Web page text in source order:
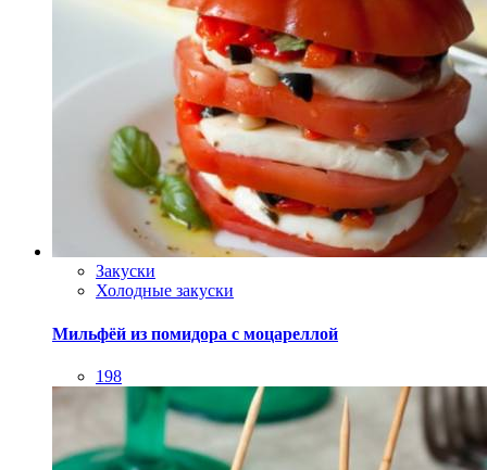
Закуски
Холодные закуски
Мильфёй из помидора с моцареллой
198